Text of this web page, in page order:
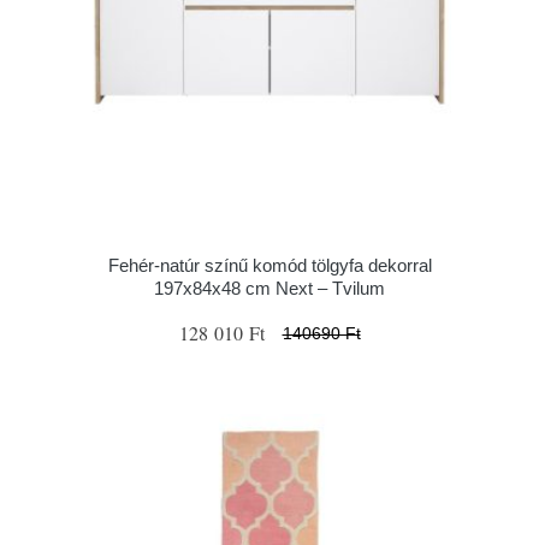
Fehér-natúr színű komód tölgyfa dekorral
197x84x48 cm Next – Tvilum
128 010 Ft 140690 Ft